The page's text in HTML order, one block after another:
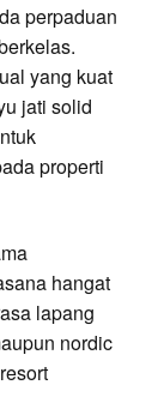
perpaduan
yang kuat
jati solid
properti
hangat
lapang
nordic